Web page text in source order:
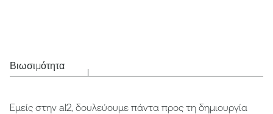
Βιωσιμότητα
Εμείς στην al2, δουλεύουμε πάντα προς τη δημιουργία